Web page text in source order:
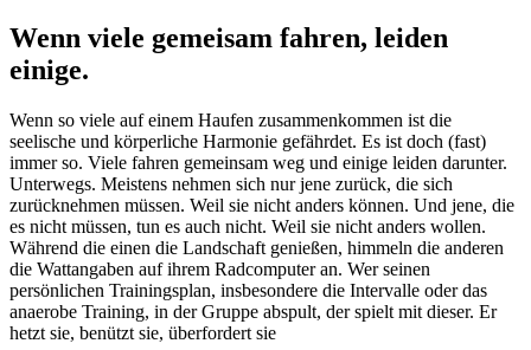
Wenn viele gemeisam fahren, leiden
einige.
Wenn so viele auf einem Haufen zusammenkommen ist die
seelische und körperliche Harmonie gefährdet. Es ist doch (fast)
immer so. Viele fahren gemeinsam weg und einige leiden darunter.
Unterwegs. Meistens nehmen sich nur jene zurück, die sich
zurücknehmen müssen. Weil sie nicht anders können. Und jene, die
es nicht müssen, tun es auch nicht. Weil sie nicht anders wollen.
Während die einen die Landschaft genießen, himmeln die anderen
die Wattangaben auf ihrem Radcomputer an. Wer seinen
persönlichen Trainingsplan, insbesondere die Intervalle oder das
anaerobe Training, in der Gruppe abspult, der spielt mit dieser. Er
hetzt sie, benützt sie, überfordert sie